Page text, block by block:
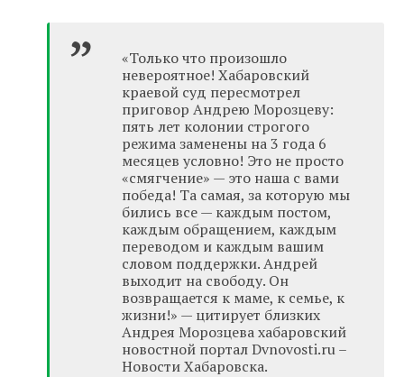
«Только что произошло
невероятное! Хабаровский
краевой суд пересмотрел
приговор Андрею Морозцеву:
пять лет колонии строгого
режима заменены на 3 года 6
месяцев условно! Это не просто
«смягчение» — это наша с вами
победа! Та самая, за которую мы
бились все — каждым постом,
каждым обращением, каждым
переводом и каждым вашим
словом поддержки. Андрей
выходит на свободу. Он
возвращается к маме, к семье, к
жизни!» — цитирует близких
Андрея Морозцева хабаровский
новостной портал Dvnovosti.ru –
Новости Хабаровска.